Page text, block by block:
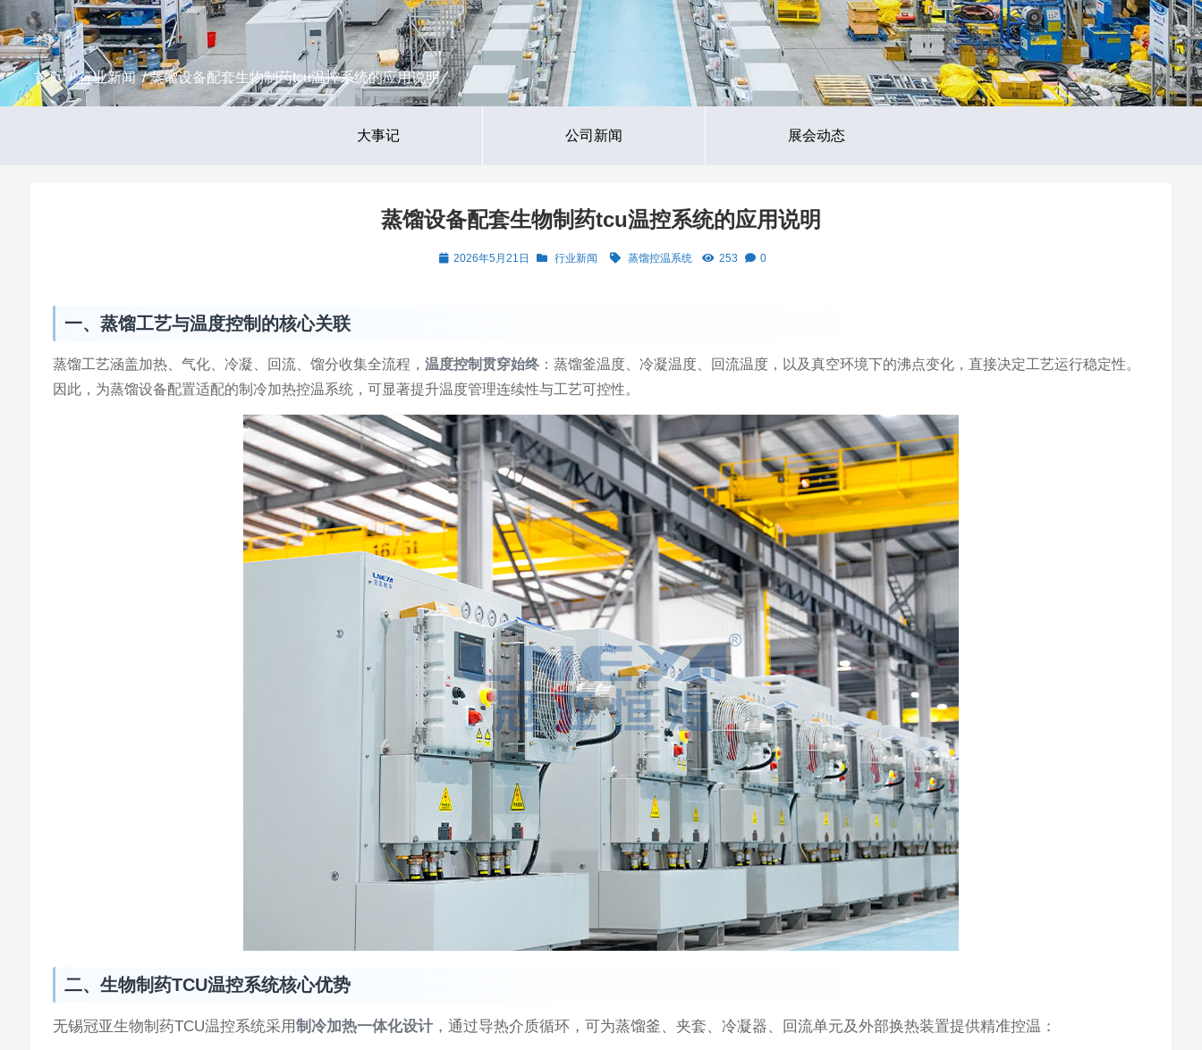
首页/行业新闻/ 蒸馏设备配套生物制药tcu温控系统的应用说明
大事记 公司新闻 展会动态
蒸馏设备配套生物制药tcu温控系统的应用说明
2026年5月21日 行业新闻 蒸馏控温系统 253 0
一、蒸馏工艺与温度控制的核心关联
蒸馏工艺涵盖加热、气化、冷凝、回流、馏分收集全流程，‌温度控制贯穿始终 ‌：蒸馏釜温度、冷凝温度、回流温度，以及真空环境下的沸点变化，直接决定工艺运行稳定性。
因此，为蒸馏设备配置适配的制冷加热控温系统，可显著提升温度管理连续性与工艺可控性。
二、生物制药TCU温控系统核心优势
无锡冠亚生物制药TCU温控系统采用‌制冷加热一体化设计 ‌，通过导热介质循环，可为蒸馏釜、夹套、冷凝器、回流单元及外部换热装置提供精准控温：